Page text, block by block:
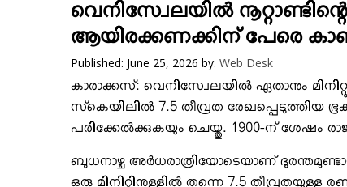
TOURS & TRAVELവെനിസ്വേലയില്‍
ആയിരക്കണക്കിന് പേരെ
Published: June 25, 2026 by: Web Desk
കാരാക്കസ്: വെനിസ്വേലയില്‍ ഏതാനും
സ്‌കെയിലില്‍ 7.5 തീവ്രത രേഖപ്പെടുത്തിയ
പരിക്കേല്‍ക്കുകയും ചെയ്തു. 1900-ന് ശേഷം
ബുധനാഴ്ച അര്‍ധരാത്രിയോടെയാണ്